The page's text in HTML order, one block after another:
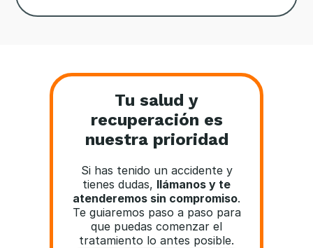
Tu salud y
recuperación es
nuestra prioridad
Si has tenido un accidente y
tienes dudas, llámanos y te
atenderemos sin compromiso.
Te guiaremos paso a paso para
que puedas comenzar el
tratamiento lo antes posible.